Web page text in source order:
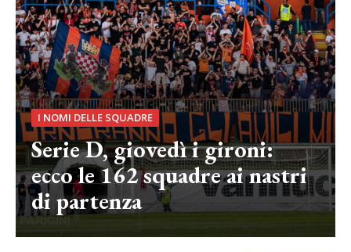
I NOMI DELLE SQUADRE
Serie D, giovedì i gironi:
ecco le 162 squadre ai nastri
di partenza